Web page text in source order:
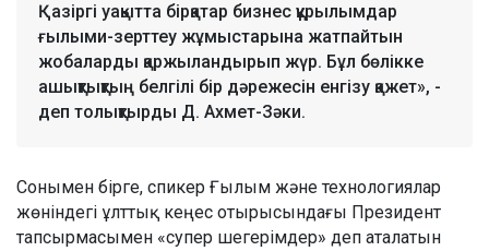
Қазіргі уақытта бірқатар бизнес құрылымдар
ғылыми-зерттеу жұмыстарына жатпайтын
жобаларды қаржыландырып жүр. Бұл бөлікке
ашықтықтың белгілі бір дәрежесін енгізу қажет», -
деп толықтырды Д. Ахмет-Зәки.
Сонымен бірге, спикер Ғылым және технологиялар
жөніндегі ұлттық кеңес отырысындағы Президент
тапсырмасымен «супер шегерімдер» деп аталатын